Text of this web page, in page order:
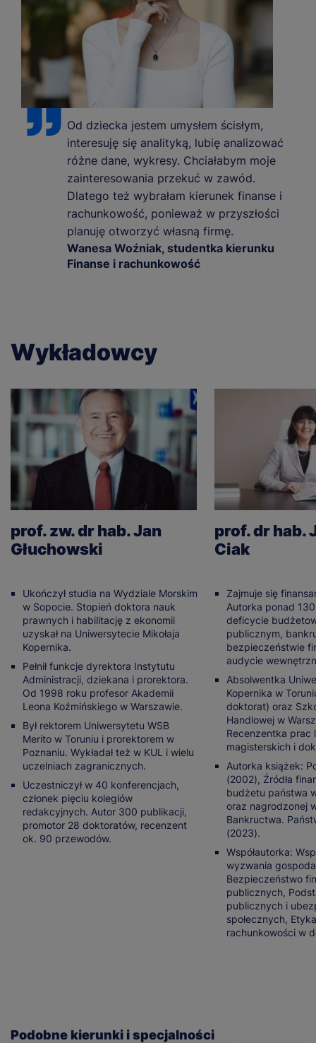
Od dziecka jestem umysłem ścisłym,
interesuję się analityką, lubię analizować
różne dane, wykresy. Chciałabym moje
zainteresowania przekuć w zawód.
Dlatego też wybrałam kierunek finanse i
rachunkowość, ponieważ w przyszłości
planuję otworzyć własną firmę.
Wanesa Woźniak, studentka kierunku
Finanse i rachunkowość
Wykładowcy
prof. zw. dr hab. Jan
Głuchowski
Ukończył studia na Wydziale Morskim
w Sopocie. Stopień doktora nauk
prawnych i habilitację z ekonomii
uzyskał na Uniwersytecie Mikołaja
Kopernika.
Pełnił funkcje dyrektora Instytutu
Administracji, dziekana i prorektora.
Od 1998 roku profesor Akademii
Leona Koźmińskiego w Warszawie.
Był rektorem Uniwersytetu WSB
Merito w Toruniu i prorektorem w
Poznaniu. Wykładał też w KUL i wielu
uczelniach zagranicznych.
Uczestniczył w 40 konferencjach,
członek pięciu kolegiów
redakcyjnych. Autor 300 publikacji,
promotor 28 doktoratów, recenzent
ok. 90 przewodów.
prof. dr hab.
Ciak
Zajmuje się
Autorka ponad
deficycie
publicznym,
bezpieczeństwie
audycie
Absolwentka
Kopernika w
doktorat) oraz
Handlowej w
Recenzentka prac
magisterskich i
Autorka książek:
(2002), Źródła
budżetu państwa
oraz nagrodzonej
Bankructwa.
(2023).
Współautorka:
wyzwania
Bezpieczeństwo
publicznych,
publicznych i
społecznych,
rachunkowości w
Podobne kierunki i specjalności